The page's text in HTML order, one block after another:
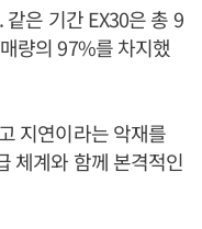
은 기간 EX30은 총 9
량의 97%를 차지했
지연이라는 악재를
체계와 함께 본격적인